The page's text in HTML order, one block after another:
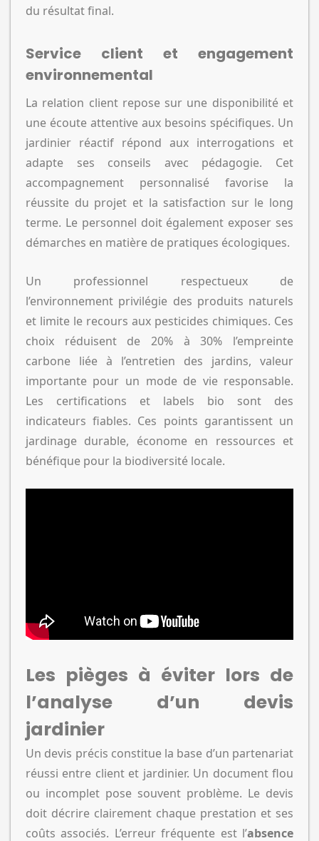
du résultat final.
Service client et engagement
environnemental
La relation client repose sur une disponibilité et
une écoute attentive aux besoins spécifiques. Un
jardinier réactif répond aux interrogations et
adapte ses conseils avec pédagogie. Cet
accompagnement personnalisé favorise la
réussite du projet et la satisfaction sur le long
terme. Le personnel doit également exposer ses
démarches en matière de pratiques écologiques.
Un professionnel respectueux de
l’environnement privilégie des produits naturels
et limite le recours aux pesticides chimiques. Ces
choix réduisent de 20% à 30% l’empreinte
carbone liée à l’entretien des jardins, valeur
importante pour un mode de vie responsable.
Les certifications et labels bio sont des
indicateurs fiables. Ces points garantissent un
jardinage durable, économe en ressources et
bénéfique pour la biodiversité locale.
Les pièges à éviter lors de
l’analyse d’un devis
jardinier
Un devis précis constitue la base d’un partenariat
réussi entre client et jardinier. Un document flou
ou incomplet pose souvent problème. Le devis
doit décrire clairement chaque prestation et ses
coûts associés. L’erreur fréquente est l’absence